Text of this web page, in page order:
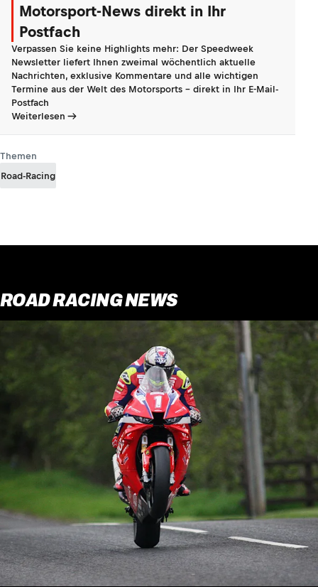
Motorsport-News direkt in Ihr
Postfach
Verpassen Sie keine Highlights mehr: Der Speedweek
Newsletter liefert Ihnen zweimal wöchentlich aktuelle
Nachrichten, exklusive Kommentare und alle wichtigen
Termine aus der Welt des Motorsports - direkt in Ihr E-Mail-
Postfach
Weiterlesen
Themen
Road-Racing
ROAD RACING NEWS